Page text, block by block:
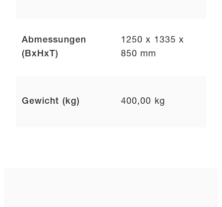
Abmessungen
(BxHxT)
1250 x 1335 x
850 mm
Gewicht (kg) 400,00 kg